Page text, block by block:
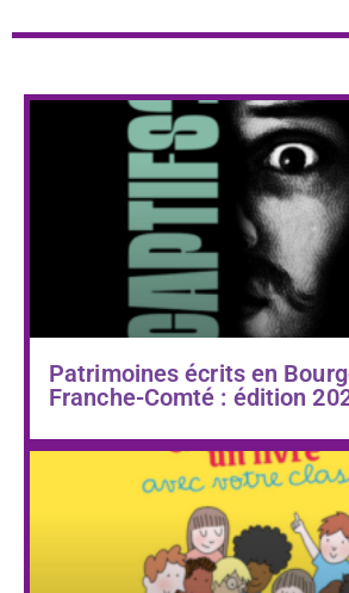
Patrimoines écrits en
Franche-Comté : édition